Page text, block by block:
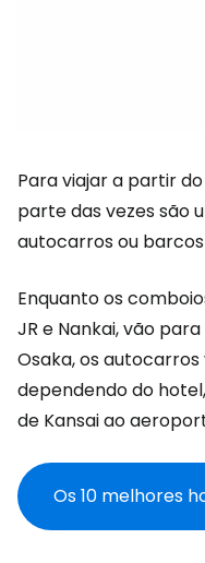
Para viajar a partir
parte das vezes são
autocarros ou barcos
Enquanto os
JR e Nankai, vão
Osaka, os
dependendo do
de Kansai ao
Os 10 melhores